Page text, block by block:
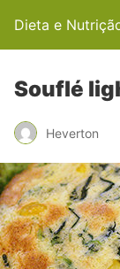
Dieta e
Souflé
Heverton